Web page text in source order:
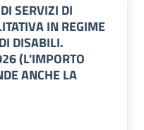
SERVIZI DI
IN REGIME
DISABILI.
(L'IMPORTO
ANCHE LA